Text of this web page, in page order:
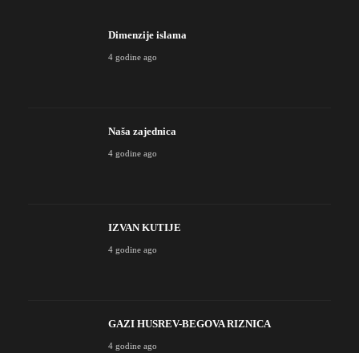
Dimenzije islama
4 godine ago
Naša zajednica
4 godine ago
IZVAN KUTIJE
4 godine ago
GAZI HUSREV-BEGOVA RIZNICA
4 godine ago